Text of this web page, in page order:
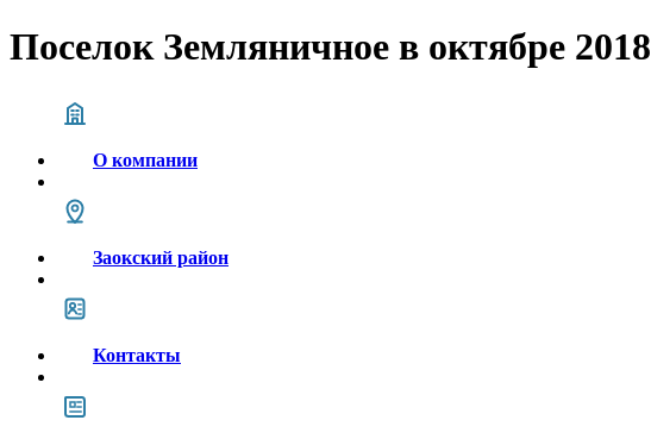
Поселок Земляничное в октябре 2018
О компании
Заокский район
Контакты